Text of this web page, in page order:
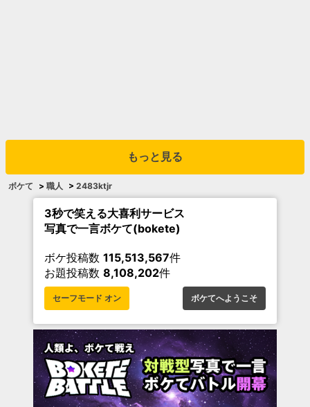
もっと見る
ボケて > 職人 > 2483ktjr
3秒で笑える大喜利サービス
写真で一言ボケて(bokete)
ボケ投稿数 115,513,567件
お題投稿数 8,108,202件
セーフモード オン ボケてへようこそ